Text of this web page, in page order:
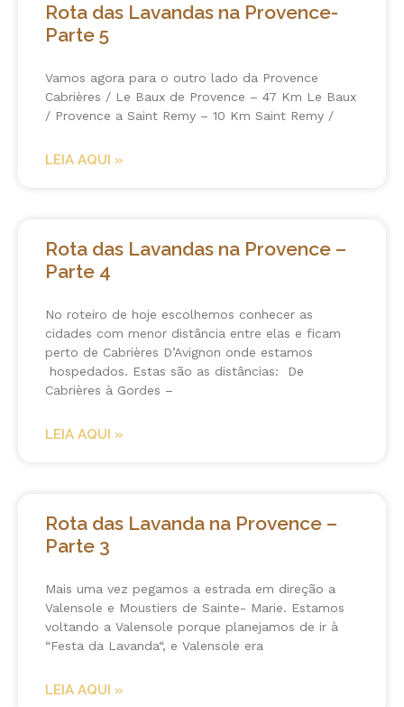
Rota das Lavandas na Provence-
Parte 5
Vamos agora para o outro lado da Provence
Cabrières / Le Baux de Provence – 47 Km Le Baux
/ Provence a Saint Remy – 10 Km Saint Remy /
LEIA AQUI »
Rota das Lavandas na Provence –
Parte 4
No roteiro de hoje escolhemos conhecer as
cidades com menor distância entre elas e ficam
perto de Cabrières D’Avignon onde estamos
hospedados. Estas são as distâncias: De
Cabrières à Gordes –
LEIA AQUI »
Rota das Lavanda na Provence –
Parte 3
Mais uma vez pegamos a estrada em direção a
Valensole e Moustiers de Sainte- Marie. Estamos
voltando a Valensole porque planejamos de ir à
“Festa da Lavanda“, e Valensole era
LEIA AQUI »